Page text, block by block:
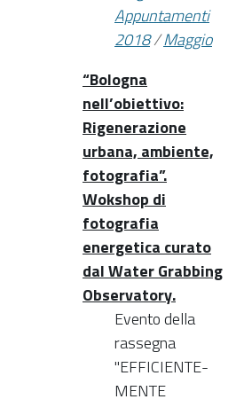
Appuntamenti
2018/Maggio
“Bologna
nell’obiettivo:
Rigenerazione
urbana, ambiente,
fotografia”.
Wokshop di
fotografia
energetica curato
dal Water Grabbing
Observatory.
Evento della
rassegna
"EFFICIENTE-
MENTE